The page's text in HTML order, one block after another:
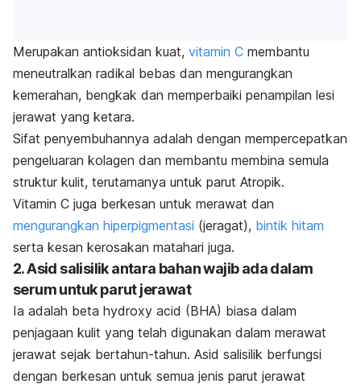
Merupakan antioksidan kuat, vitamin C membantu
meneutralkan radikal bebas dan mengurangkan
kemerahan, bengkak dan memperbaiki penampilan lesi
jerawat yang ketara.
Sifat penyembuhannya adalah dengan mempercepatkan
pengeluaran kolagen dan membantu membina semula
struktur kulit, terutamanya untuk parut Atropik.
Vitamin C juga berkesan untuk merawat dan
mengurangkan hiperpigmentasi (jeragat), bintik hitam
serta kesan kerosakan matahari juga.
2. Asid salisilik antara bahan wajib ada dalam
serum untuk parut jerawat
Ia adalah beta hydroxy acid (BHA) biasa dalam
penjagaan kulit yang telah digunakan dalam merawat
jerawat sejak bertahun-tahun. Asid salisilik berfungsi
dengan berkesan untuk semua jenis parut jerawat